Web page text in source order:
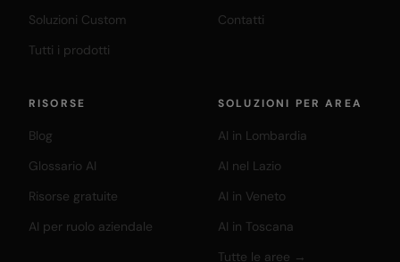
Soluzioni Custom
Tutti i prodotti
Contatti
RISORSE
Blog
Glossario AI
Risorse gratuite
AI per ruolo aziendale
SOLUZIONI PER AREA
AI in Lombardia
AI nel Lazio
AI in Veneto
AI in Toscana
Tutte le aree →